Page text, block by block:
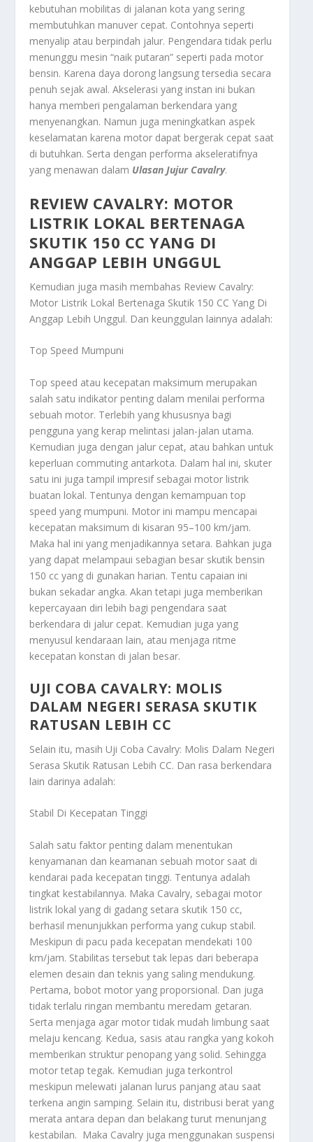
kebutuhan mobilitas di jalanan kota yang sering
membutuhkan manuver cepat. Contohnya seperti
menyalip atau berpindah jalur. Pengendara tidak perlu
menunggu mesin “naik putaran” seperti pada motor
bensin. Karena daya dorong langsung tersedia secara
penuh sejak awal. Akselerasi yang instan ini bukan
hanya memberi pengalaman berkendara yang
menyenangkan. Namun juga meningkatkan aspek
keselamatan karena motor dapat bergerak cepat saat
di butuhkan. Serta dengan performa akseleratifnya
yang menawan dalam Ulasan Jujur Cavalry.
REVIEW CAVALRY: MOTOR
LISTRIK LOKAL BERTENAGA
SKUTIK 150 CC YANG DI
ANGGAP LEBIH UNGGUL
Kemudian juga masih membahas Review Cavalry:
Motor Listrik Lokal Bertenaga Skutik 150 CC Yang Di
Anggap Lebih Unggul. Dan keunggulan lainnya adalah:
Top Speed Mumpuni
Top speed atau kecepatan maksimum merupakan
salah satu indikator penting dalam menilai performa
sebuah motor. Terlebih yang khususnya bagi
pengguna yang kerap melintasi jalan-jalan utama.
Kemudian juga dengan jalur cepat, atau bahkan untuk
keperluan commuting antarkota. Dalam hal ini, skuter
satu ini juga tampil impresif sebagai motor listrik
buatan lokal. Tentunya dengan kemampuan top
speed yang mumpuni. Motor ini mampu mencapai
kecepatan maksimum di kisaran 95–100 km/jam.
Maka hal ini yang menjadikannya setara. Bahkan juga
yang dapat melampaui sebagian besar skutik bensin
150 cc yang di gunakan harian. Tentu capaian ini
bukan sekadar angka. Akan tetapi juga memberikan
kepercayaan diri lebih bagi pengendara saat
berkendara di jalur cepat. Kemudian juga yang
menyusul kendaraan lain, atau menjaga ritme
kecepatan konstan di jalan besar.
UJI COBA CAVALRY: MOLIS
DALAM NEGERI SERASA SKUTIK
RATUSAN LEBIH CC
Selain itu, masih Uji Coba Cavalry: Molis Dalam Negeri
Serasa Skutik Ratusan Lebih CC. Dan rasa berkendara
lain darinya adalah:
Stabil Di Kecepatan Tinggi
Salah satu faktor penting dalam menentukan
kenyamanan dan keamanan sebuah motor saat di
kendarai pada kecepatan tinggi. Tentunya adalah
tingkat kestabilannya. Maka Cavalry, sebagai motor
listrik lokal yang di gadang setara skutik 150 cc,
berhasil menunjukkan performa yang cukup stabil.
Meskipun di pacu pada kecepatan mendekati 100
km/jam. Stabilitas tersebut tak lepas dari beberapa
elemen desain dan teknis yang saling mendukung.
Pertama, bobot motor yang proporsional. Dan juga
tidak terlalu ringan membantu meredam getaran.
Serta menjaga agar motor tidak mudah limbung saat
melaju kencang. Kedua, sasis atau rangka yang kokoh
memberikan struktur penopang yang solid. Sehingga
motor tetap tegak. Kemudian juga terkontrol
meskipun melewati jalanan lurus panjang atau saat
terkena angin samping. Selain itu, distribusi berat yang
merata antara depan dan belakang turut menunjang
kestabilan. Maka Cavalry juga menggunakan suspensi